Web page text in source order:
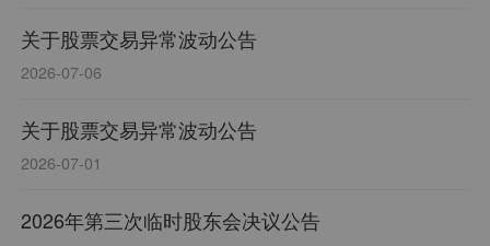
关于股票交易异常波动公告
2026-07-06
关于股票交易异常波动公告
2026-07-01
2026年第三次临时股东会决议公告